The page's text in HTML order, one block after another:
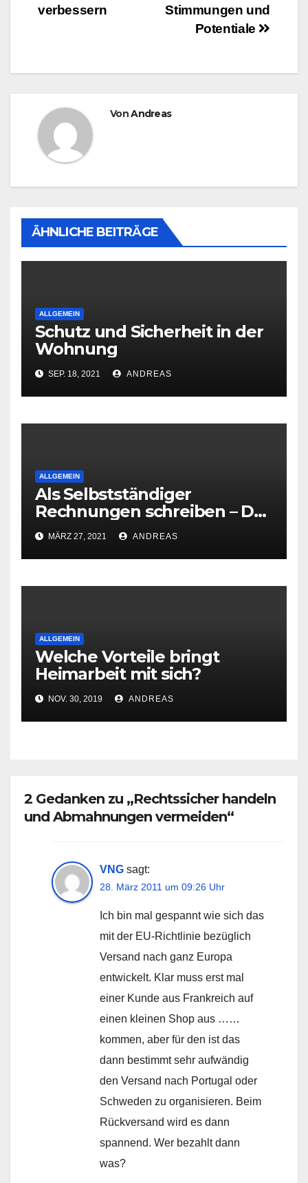
Stimmungen und
Potentiale
verbessern
VonAndreas
ÄHNLICHE BEITRÄGE
ALLGEMEIN
Schutz und Sicherheit in der
Wohnung
SEP. 18, 2021 ANDREAS
ALLGEMEIN
Als Selbstständiger
Rechnungen schreiben – Das
ist zu beachten
MÄRZ 27, 2021 ANDREAS
ALLGEMEIN
Welche Vorteile bringt
Heimarbeit mit sich?
NOV. 30, 2019 ANDREAS
2 Gedanken zu „Rechtssicher handeln
und Abmahnungen vermeiden“
VNG sagt:
28. März 2011 um 09:26 Uhr
Ich bin mal gespannt wie sich das
mit der EU-Richtlinie bezüglich
Versand nach ganz Europa
entwickelt. Klar muss erst mal
einer Kunde aus Frankreich auf
einen kleinen Shop aus ……
kommen, aber für den ist das
dann bestimmt sehr aufwändig
den Versand nach Portugal oder
Schweden zu organisieren. Beim
Rückversand wird es dann
spannend. Wer bezahlt dann
was?